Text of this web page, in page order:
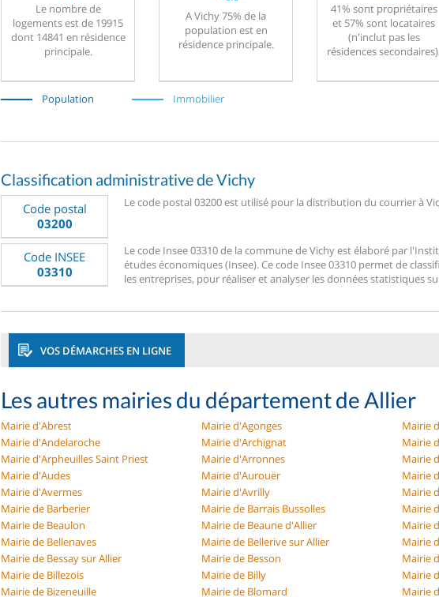
Le nombre de
logements est de 19915
dont 14841 en résidence
principale.
A Vichy 75% de la
population est en
résidence principale.
41% sont propriétaires
et 57% sont locataires
(n'inclut pas les
résidences
Population Immobilier
Classification administrative de Vichy
Code postal
03200
Le code postal 03200 est utilisé pour la distribution du courrier à
Code INSEE
03310
Le code Insee 03310 de la commune de Vichy est élaboré par
études économiques (Insee). Ce code Insee 03310 permet de
les entreprises, pour réaliser et analyser les données statistiques
VOS DÉMARCHES EN LIGNE
Les autres mairies du département de Allier
Mairie d'Abrest Mairie d'Agonges
Mairie
Mairie d'Andelaroche
Mairie d'Archignat
Mairie
Mairie d'Arpheuilles Saint Priest
Mairie d'Arronnes
Mairie
Mairie d'Audes
Mairie d'Aurouër
Mairie
Mairie d'Avermes
Mairie d'Avrilly
Mairie
Mairie de Barberier
Mairie de Barrais Bussolles
Mairie
Mairie de Beaulon
Mairie de Beaune d'Allier
Mairie
Mairie de Bellenaves
Mairie de Bellerive sur Allier
Mairie
Mairie de Bessay sur Allier
Mairie de Besson
Mairie
Mairie de Billezois
Mairie de Billy
Mairie
Mairie de Bizeneuille
Mairie de Blomard Mairie